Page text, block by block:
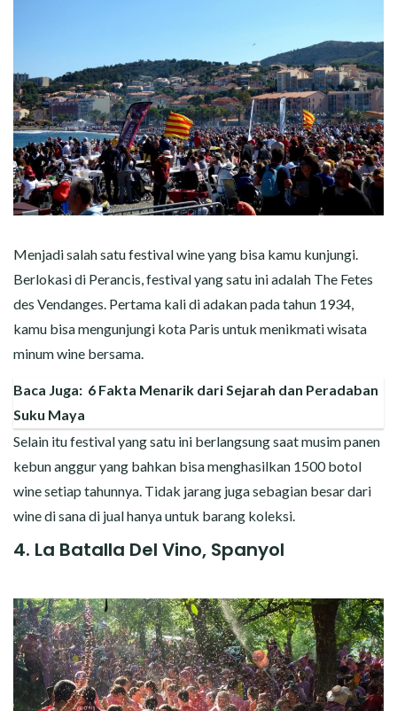
Menjadi salah satu festival wine yang bisa kamu kunjungi.
Berlokasi di Perancis, festival yang satu ini adalah The Fetes
des Vendanges. Pertama kali di adakan pada tahun 1934,
kamu bisa mengunjungi kota Paris untuk menikmati wisata
minum wine bersama.
Baca Juga: 6 Fakta Menarik dari Sejarah dan Peradaban
Suku Maya
Selain itu festival yang satu ini berlangsung saat musim panen
kebun anggur yang bahkan bisa menghasilkan 1500 botol
wine setiap tahunnya. Tidak jarang juga sebagian besar dari
wine di sana di jual hanya untuk barang koleksi.
4. La Batalla Del Vino, Spanyol